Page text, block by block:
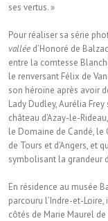
ses vertus. »
Pour réaliser sa série
vallée d’Honoré de
entre la comtesse
le renversant Félix de
son héroïne après avoir
Lady Dudley, Aurélia
château d’Azay-le-
le Domaine de Candé, le
de Tours et d’Angers, et
symbolisant la grandeur
En résidence au musée
parcouru l’Indre-et-
côtés de Marie Maurel de